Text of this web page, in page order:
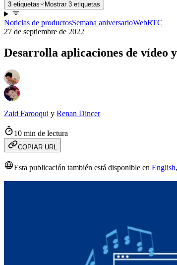
3 etiquetas Mostrar 3 etiquetas
Noticias de productosSemana aniversarioWebRTC
27 de septiembre de 2022
Desarrolla aplicaciones de vídeo
Zaid Farooqui y Renan Dincer
10 min de lectura
COPIAR URL
Esta publicación también está disponible en English,